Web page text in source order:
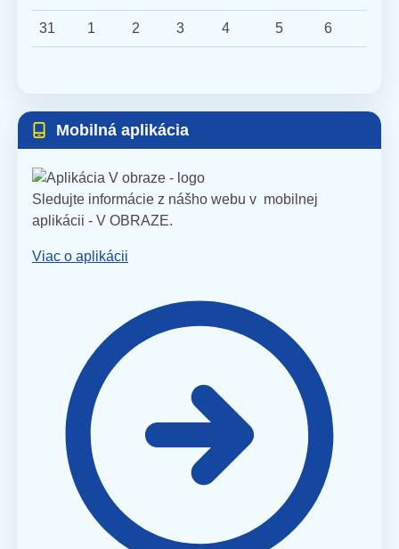
31 1 2 3 4 5 6
Mobilná aplikácia
Sledujte informácie z nášho webu v mobilnej
aplikácii - V OBRAZE.
Viac o aplikácii